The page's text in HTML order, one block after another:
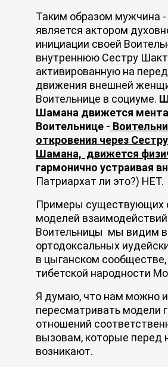
Таким образом мужчина
является актором
инициации своей
внутреннюю Сестру
активированную на
движения внешней
Воительнице в социуме.
Шамана движется
Воительнице -
откровения через
Шамана, движется
гармонично устраивая
Патриархат ли это?) НЕТ.
Примеры существующих
моделей
Воительницы мы видим в
ортодоксальных
в цыганском сообществе,
тибетской народности
Я думаю, что нам можно
пересматривать модели
отношений
вызовам, которые перед
возникают.